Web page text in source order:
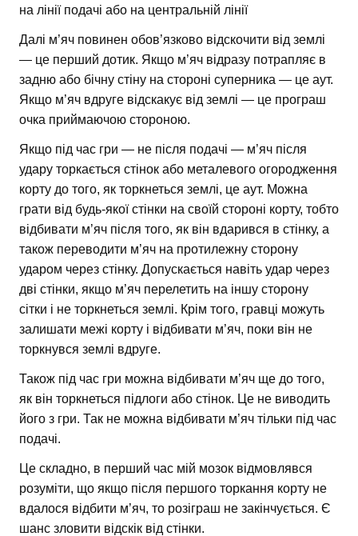
на лінії подачі або на центральній лінії
Далі м’яч повинен обов’язково відскочити від землі
— це перший дотик. Якщо м’яч відразу потрапляє в
задню або бічну стіну на стороні суперника — це аут.
Якщо м’яч вдруге відскакує від землі — це програш
очка приймаючою стороною.
Якщо під час гри — не після подачі — м’яч після
удару торкається стінок або металевого огородження
корту до того, як торкнеться землі, це аут. Можна
грати від будь-якої стінки на своїй стороні корту, тобто
відбивати м’яч після того, як він вдарився в стінку, а
також переводити м’яч на протилежну сторону
ударом через стінку. Допускається навіть удар через
дві стінки, якщо м’яч перелетить на іншу сторону
сітки і не торкнеться землі. Крім того, гравці можуть
залишати межі корту і відбивати м’яч, поки він не
торкнувся землі вдруге.
Також під час гри можна відбивати м’яч ще до того,
як він торкнеться підлоги або стінок. Це не виводить
його з гри. Так не можна відбивати м’яч тільки під час
подачі.
Це складно, в перший час мій мозок відмовлявся
розуміти, що якщо після першого торкання корту не
вдалося відбити м’яч, то розіграш не закінчується. Є
шанс зловити відскік від стінки.